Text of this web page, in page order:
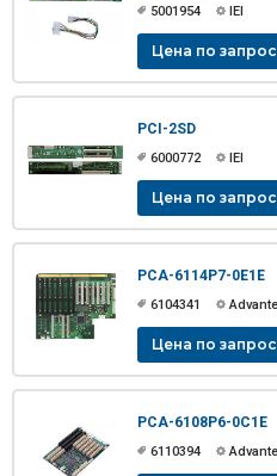
5001954 IEI
Цена по
PCI-2SD
6000772 IEI
Цена по
PCA-6114P7-0E1E
6104341
Цена по
PCA-6108P6-0C1E
6110394